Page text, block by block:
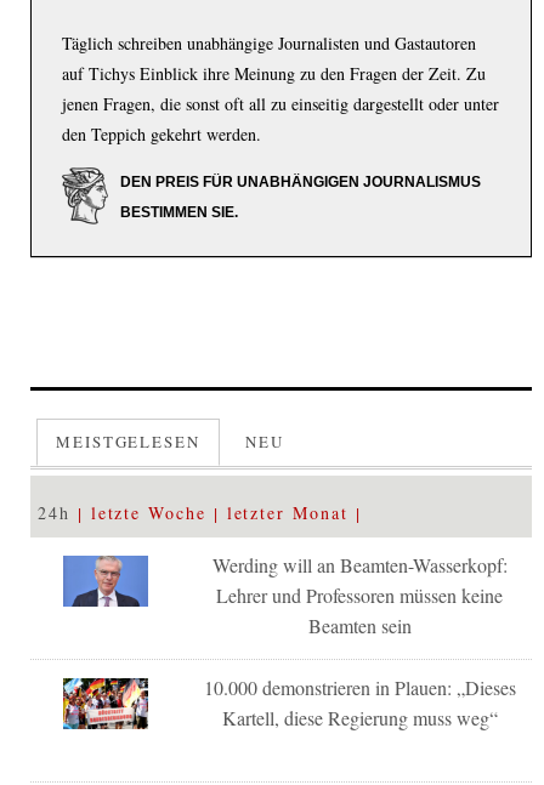
Täglich schreiben unabhängige Journalisten und Gastautoren
auf Tichys Einblick ihre Meinung zu den Fragen der Zeit. Zu
jenen Fragen, die sonst oft all zu einseitig dargestellt oder unter
den Teppich gekehrt werden.
DEN PREIS FÜR UNABHÄNGIGEN JOURNALISMUS
BESTIMMEN SIE.
MEISTGELESEN NEU
24h letzte Woche letzter Monat
Werding will an Beamten-Wasserkopf:
Lehrer und Professoren müssen keine
Beamten sein
10.000 demonstrieren in Plauen: „Dieses
Kartell, diese Regierung muss weg“